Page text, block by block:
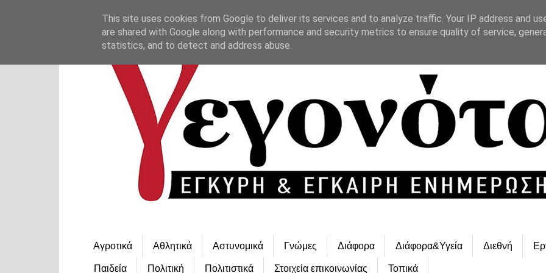
Αγροτικά Αθλητικά Αστυνομικά Γνώμες Διάφορα Διάφορα&Υγεία Διεθνή
Παιδεία Πολιτική Πολιτιστικά Στοιχεία επικοινωνίας Τοπικά
This site uses cookies from Google to deliver its services and to analyze traffic. Your IP address and
are shared with Google along with performance and security metrics to ensure quality of service,
statistics, and to detect and address abuse.